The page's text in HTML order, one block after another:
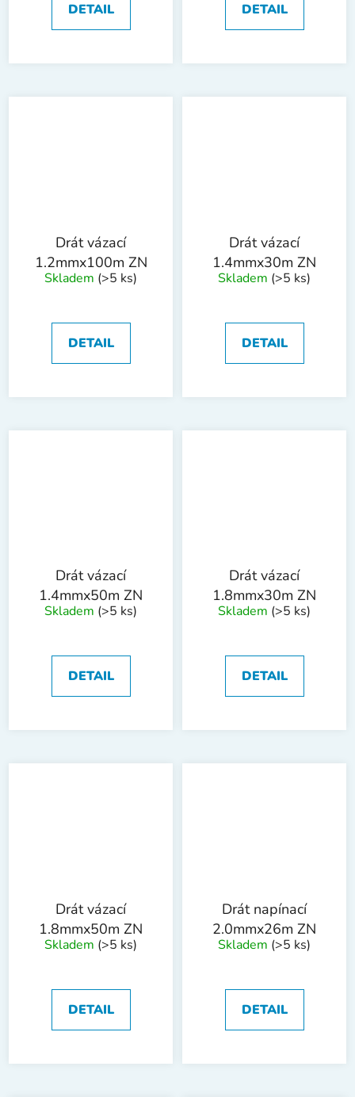
DETAIL DETAIL
Drát vázací
1.2mmx100m ZN
Skladem (>5 ks)
DETAIL
Drát vázací
1.4mmx30m ZN
Skladem (>5 ks)
DETAIL
Drát vázací
1.4mmx50m ZN
Skladem (>5 ks)
DETAIL
Drát vázací
1.8mmx30m ZN
Skladem (>5 ks)
DETAIL
Drát vázací
1.8mmx50m ZN
Skladem (>5 ks)
DETAIL
Drát napínací
2.0mmx26m ZN
Skladem (>5 ks)
DETAIL